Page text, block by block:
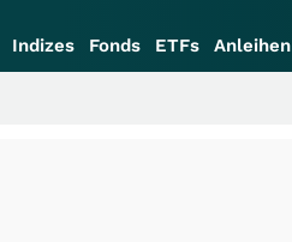
Indizes Fonds ETFs Anleihen